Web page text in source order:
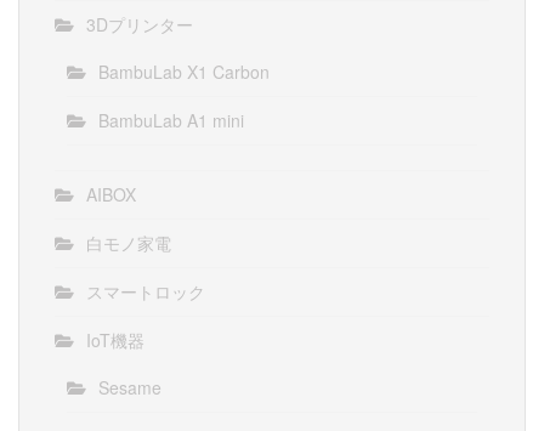
3Dプリンター
BambuLab X1 Carbon
BambuLab A1 mini
AIBOX
白モノ家電
スマートロック
IoT機器
Sesame